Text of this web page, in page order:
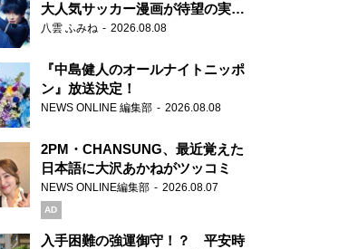
大人気サッカー漫画が待望の実写
映画に
八雲 ふみね 2026.08.08
『中島健人のオールナイトニッポ
ン』放送決定！
NEWS ONLINE 編集部 2026.08.08
2PM・CHANSUNG、最近覚えた
日本語に大沢あかねがツッコミ
NEWS ONLINE編集部 2026.08.07
AD
入手困難の強運御守！？ 平安時